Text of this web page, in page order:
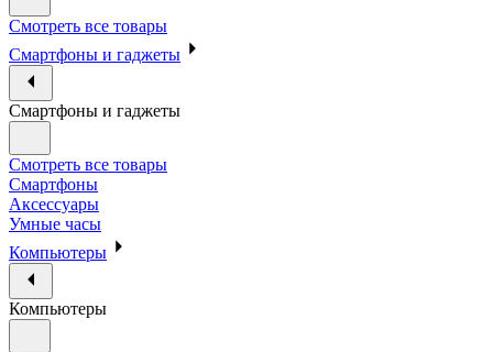
Смотреть все товары
Смартфоны и гаджеты
Смартфоны и гаджеты
Смотреть все товары
Смартфоны
Аксессуары
Умные часы
Компьютеры
Компьютеры